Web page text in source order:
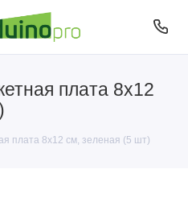
плата 8х12
плата 8х12 см, зеленая (5 шт)